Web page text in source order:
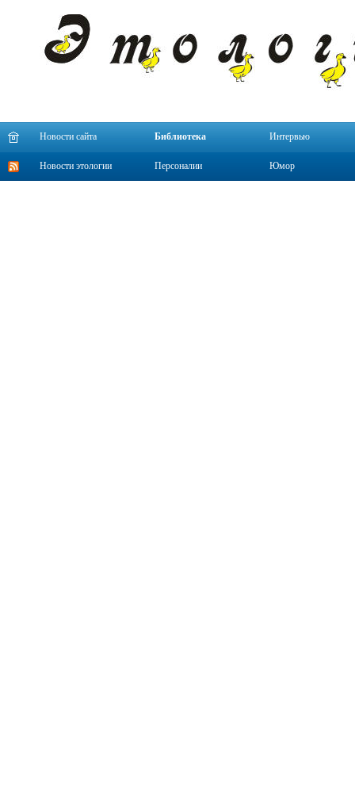
Новости сайта Библиотека Интервью
Новости этологии Персоналии Юмор